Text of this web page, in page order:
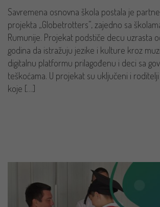
Savremena osnovna škola postala je
projekta „Globetrotters”, zajedno sa
Rumunije. Projekat podstiče decu uzrasta
godina da istražuju jezike i kulture kroz
digitalnu platformu prilagođenu i deci sa
teškoćama. U projekat su uključeni i
koje […]